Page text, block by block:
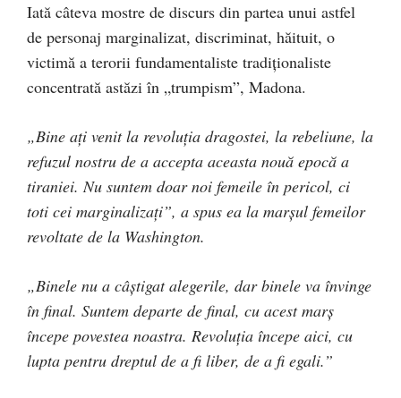
Iată câteva mostre de discurs din partea unui astfel
de personaj marginalizat, discriminat, hăituit, o
victimă a terorii fundamentaliste tradiţionaliste
concentrată astăzi în „trumpism”, Madona.
„Bine aţi venit la revoluţia dragostei, la rebeliune, la
refuzul nostru de a accepta aceasta nouă epocă a
tiraniei. Nu suntem doar noi femeile în pericol, ci
toti cei marginalizaţi”, a spus ea la marşul femeilor
revoltate de la Washington.
„Binele nu a câştigat alegerile, dar binele va învinge
în final. Suntem departe de final, cu acest marş
începe povestea noastra. Revoluţia începe aici, cu
lupta pentru dreptul de a fi liber, de a fi egali.”